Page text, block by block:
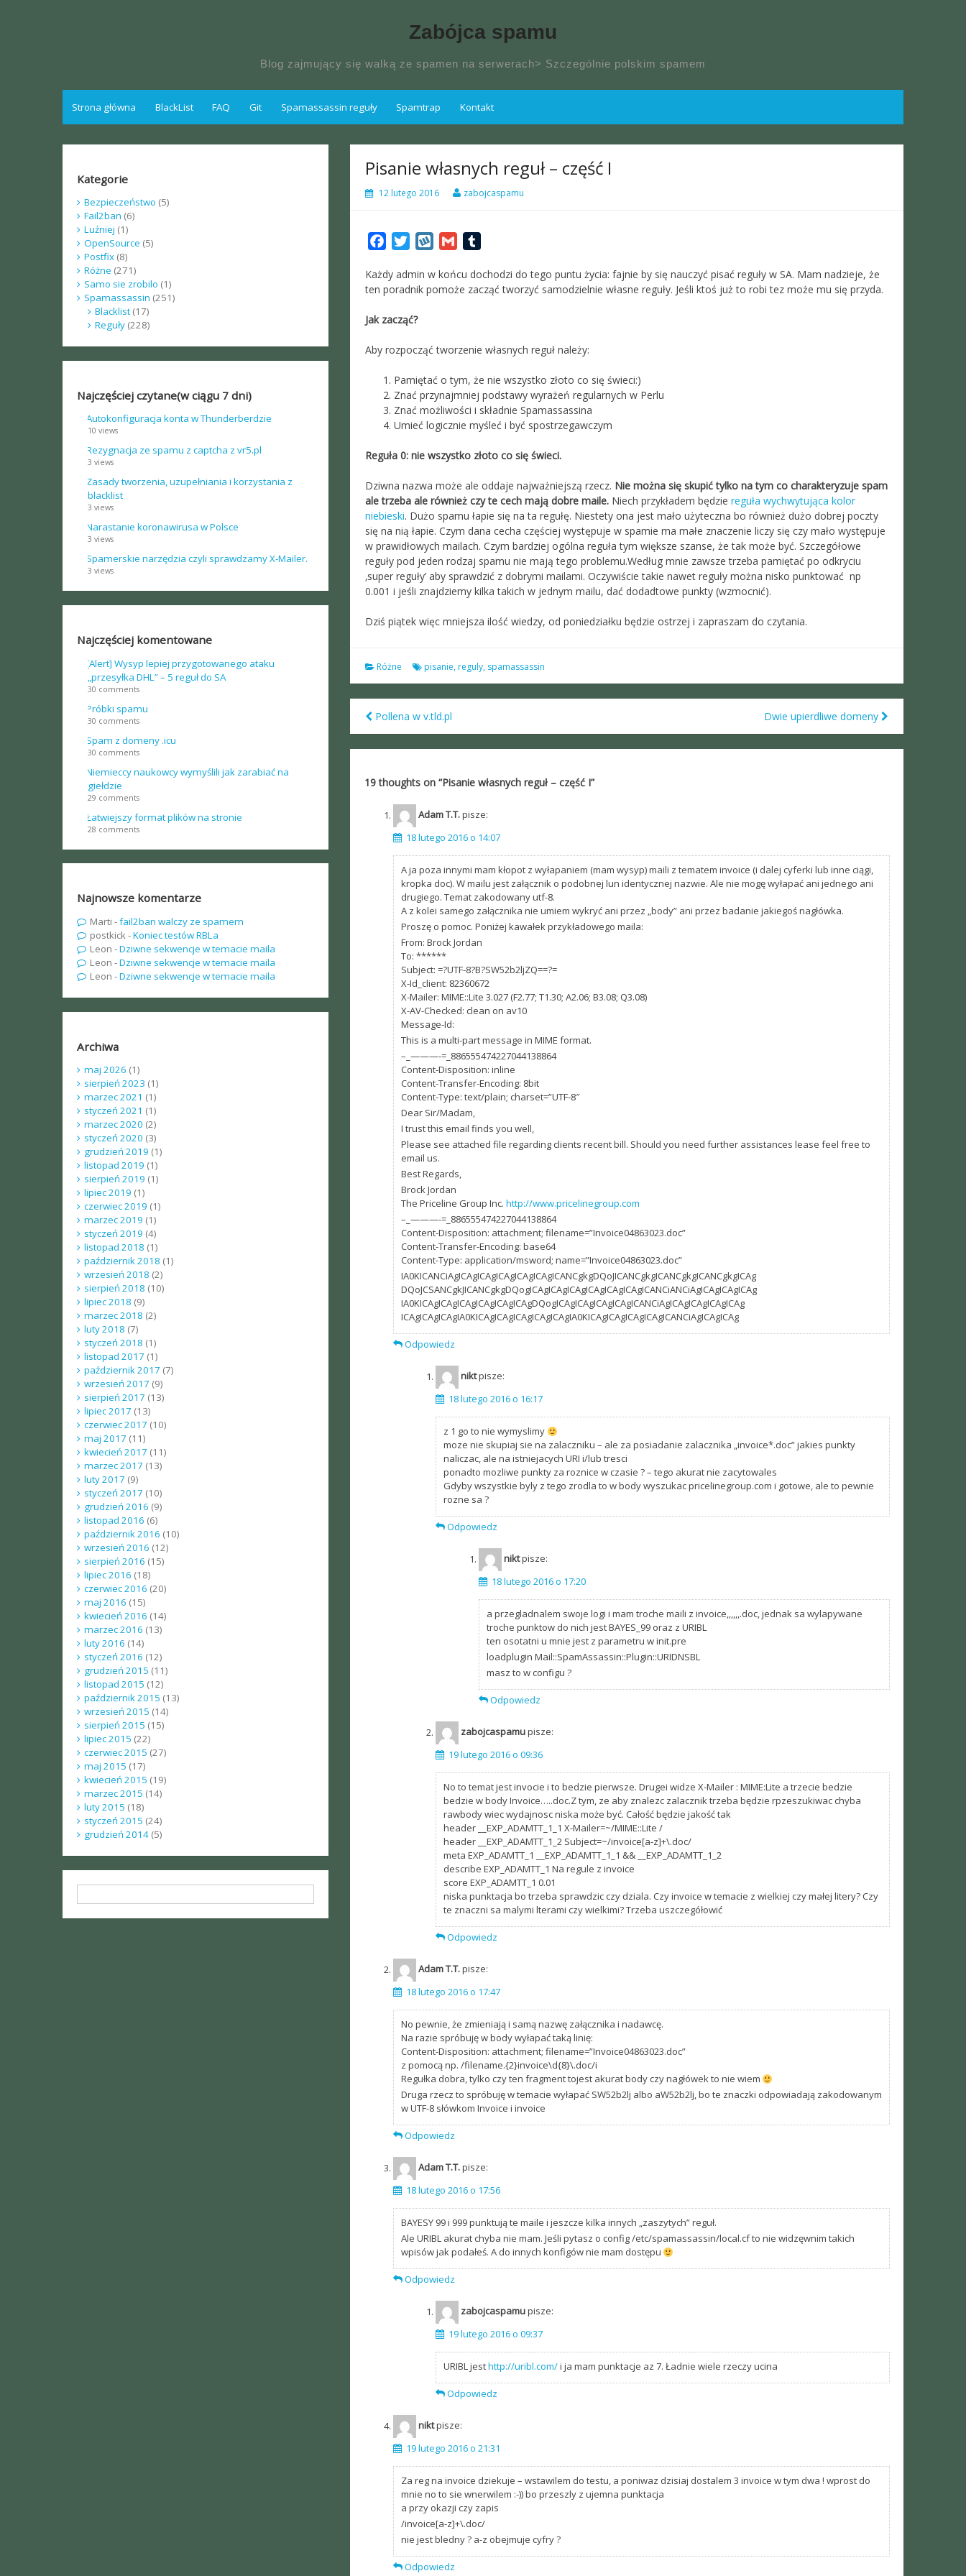
Zabójca spamu
Blog zajmujący się walką ze spamen na serwerach> Szczególnie polskim spamem
Strona główna BlackList FAQ Git Spamassassin reguły Spamtrap Kontakt
Pisanie własnych reguł – część I
12 lutego 2016 zabojcaspamu
FacebookTwitterWykopGmail
Każdy admin w końcu dochodzi do tego puntu życia: fajnie by się nauczyć pisać reguły w SA. Mam nadzieje, że
ten poradnik pomoże zacząć tworzyć samodzielnie własne reguły. Jeśli ktoś już to robi tez może mu się przyda.
Jak zacząć?
Aby rozpocząć tworzenie własnych reguł należy:
Pamiętać o tym, że nie wszystko złoto co się świeci:)
Znać przynajmniej podstawy wyrażeń regularnych w Perlu
Znać możliwości i składnie Spamassassina
Umieć logicznie myśleć i być spostrzegawczym
Reguła 0: nie wszystko złoto co się świeci.
Dziwna nazwa może ale oddaje najważniejszą rzecz. Nie można się skupić tylko na tym co charakteryzuje spam
ale trzeba ale również czy te cech mają dobre maile. Niech przykładem będzie reguła wychwytująca kolor
niebieski. Dużo spamu łapie się na ta regułę. Niestety ona jest mało użyteczna bo również dużo dobrej poczty
się na nią łapie. Czym dana cecha częściej występuje w spamie ma małe znaczenie liczy się czy mało występuje
w prawidłowych mailach. Czym bardziej ogólna reguła tym większe szanse, że tak może być. Szczegółowe
reguły pod jeden rodzaj spamu nie mają tego problemu.Według mnie zawsze trzeba pamiętać po odkryciu
‚super reguły’ aby sprawdzić z dobrymi mailami. Oczywiście takie nawet reguły można nisko punktować np
0.001 i jeśli znajdziemy kilka takich w jednym mailu, dać dodadtowe punkty (wzmocnić).
Dziś piątek więc mniejsza ilość wiedzy, od poniedziałku będzie ostrzej i zapraszam do czytania.
Różne pisanie, reguly, spamassassin
Post
Pollena w v.tld.pl Dwie upierdliwe domeny
19 thoughts on “Pisanie własnych reguł – część I”
Adam T.T.pisze:
18 lutego 2016 o 14:07
A ja poza innymi mam kłopot z wyłapaniem (mam wysyp) maili z tematem invoice (i dalej cyferki lub inne ciągi,
kropka doc). W mailu jest załącznik o podobnej lun identycznej nazwie. Ale nie mogę wyłapać ani jednego ani
drugiego. Temat zakodowany utf-8.
A z kolei samego załącznika nie umiem wykryć ani przez „body” ani przez badanie jakiegoś nagłówka.
Proszę o pomoc. Poniżej kawałek przykładowego maila:
From: Brock Jordan
To: ******
Subject: =?UTF-8?B?SW52b2ljZQ==?=
X-Id_client: 82360672
X-Mailer: MIME::Lite 3.027 (F2.77; T1.30; A2.06; B3.08; Q3.08)
X-AV-Checked: clean on av10
Message-Id:
This is a multi-part message in MIME format.
–_———-=_886555474227044138864
Content-Disposition: inline
Content-Transfer-Encoding: 8bit
Content-Type: text/plain; charset=”UTF-8″
Dear Sir/Madam,
I trust this email finds you well,
Please see attached file regarding clients recent bill. Should you need further assistances lease feel free to
email us.
Best Regards,
Brock Jordan
The Priceline Group Inc. http://www.pricelinegroup.com
–_———-=_886555474227044138864
Content-Disposition: attachment; filename=”Invoice04863023.doc”
Content-Transfer-Encoding: base64
Content-Type: application/msword; name=”Invoice04863023.doc”
IA0KICANCiAgICAgICAgICAgICAgICAgICANCgkgDQoJICANCgkgICANCgkgICANCgkgICAg
DQoJCSANCgkJICANCgkgDQogICAgICAgICAgICAgICAgICAgICANCiANCiAgICAgICAgICAg
IA0KICAgICAgICAgICAgICAgICAgDQogICAgICAgICAgICAgICANCiAgICAgICAgICAgICAg
ICAgICAgICAgIA0KICAgICAgICAgICAgICAgIA0KICAgICAgICAgICAgICANCiAgICAgICAg
Odpowiedz
niktpisze:
18 lutego 2016 o 16:17
z 1 go to nie wymyslimy
moze nie skupiaj sie na zalaczniku – ale za posiadanie zalacznika „invoice*.doc” jakies punkty
naliczac, ale na istniejacych URI i/lub tresci
ponadto mozliwe punkty za roznice w czasie ? – tego akurat nie zacytowales
Gdyby wszystkie byly z tego zrodla to w body wyszukac pricelinegroup.com i gotowe, ale to pewnie
rozne sa ?
Odpowiedz
niktpisze:
18 lutego 2016 o 17:20
a przegladnalem swoje logi i mam troche maili z invoice,,,,,,.doc, jednak sa wylapywane
troche punktow do nich jest BAYES_99 oraz z URIBL
ten osotatni u mnie jest z parametru w init.pre
loadplugin Mail::SpamAssassin::Plugin::URIDNSBL
masz to w configu ?
Odpowiedz
zabojcaspamupisze:
19 lutego 2016 o 09:36
No to temat jest invocie i to bedzie pierwsze. Drugei widze X-Mailer : MIME:Lite a trzecie bedzie
bedzie w body Invoice…..doc.Z tym, ze aby znalezc zalacznik trzeba będzie rpzeszukiwac chyba
rawbody wiec wydajnosc niska może być. Całość będzie jakość tak
header __EXP_ADAMTT_1_1 X-Mailer=~/MIME::Lite /
header __EXP_ADAMTT_1_2 Subject=~/invoice[a-z]+\.doc/
meta EXP_ADAMTT_1 __EXP_ADAMTT_1_1 && __EXP_ADAMTT_1_2
describe EXP_ADAMTT_1 Na regule z invoice
score EXP_ADAMTT_1 0.01
niska punktacja bo trzeba sprawdzic czy dziala. Czy invoice w temacie z wielkiej czy małej litery? Czy
te znaczni sa malymi lterami czy wielkimi? Trzeba uszczegółowić
Odpowiedz
Adam T.T.pisze:
18 lutego 2016 o 17:47
No pewnie, że zmieniają i samą nazwę załącznika i nadawcę.
Na razie spróbuję w body wyłapać taką linię:
Content-Disposition: attachment; filename=”Invoice04863023.doc”
z pomocą np. /filename.{2}invoice\d{8}\.doc/i
Regułka dobra, tylko czy ten fragment tojest akurat body czy nagłówek to nie wiem
Druga rzecz to spróbuję w temacie wyłapać SW52b2lj albo aW52b2lj, bo te znaczki odpowiadają zakodowanym
w UTF-8 słówkom Invoice i invoice
Odpowiedz
Adam T.T.pisze:
18 lutego 2016 o 17:56
BAYESY 99 i 999 punktują te maile i jeszcze kilka innych „zaszytych” reguł.
Ale URIBL akurat chyba nie mam. Jeśli pytasz o config /etc/spamassassin/local.cf to nie widzęwnim takich
wpisów jak podałeś. A do innych konfigów nie mam dostępu
Odpowiedz
zabojcaspamupisze:
19 lutego 2016 o 09:37
URIBL jesthttp://uribl.com/i ja mam punktacje az 7. Ładnie wiele rzeczy ucina
Odpowiedz
niktpisze:
19 lutego 2016 o 21:31
Za reg na invoice dziekuje – wstawilem do testu, a poniwaz dzisiaj dostalem 3 invoice w tym dwa ! wprost do
mnie no to sie wnerwilem :-)) bo przeszly z ujemna punktacja
a przy okazji czy zapis
/invoice[a-z]+\.doc/
nie jest bledny ? a-z obejmuje cyfry ?
Odpowiedz
Kategorie
Bezpieczeństwo (5)
Fail2ban (6)
Luźniej (1)
OpenSource (5)
Postfix(8)
Różne (271)
Samo sie zrobilo (1)
Spamassassin (251)
Blacklist(17)
Reguły(228)
Najczęściej czytane(w ciągu 7 dni)
Autokonfiguracja konta w Thunderberdzie
10 views
Rezygnacja ze spamu z captcha z vr5.pl
3 views
Zasady tworzenia, uzupełniania i korzystania z
blacklist
3 views
Narastanie koronawirusa w Polsce
3 views
Spamerskie narzędzia czyli sprawdzamy X-Mailer.
3 views
Najczęściej komentowane
[Alert] Wysyp lepiej przygotowanego ataku
„przesyłka DHL” – 5 reguł do SA
30 comments
Próbki spamu
30 comments
Spam z domeny .icu
30 comments
Niemieccy naukowcy wymyślili jak zarabiać na
giełdzie
29 comments
Łatwiejszy format plików na stronie
28 comments
Najnowsze komentarze
Marti -fail2ban walczy ze spamem
postkick-Koniec testów RBLa
Leon -Dziwne sekwencje w temacie maila
Leon -Dziwne sekwencje w temacie maila
Leon -Dziwne sekwencje w temacie maila
Archiwa
maj 2026 (1)
sierpień 2023 (1)
marzec 2021 (1)
styczeń 2021 (1)
marzec 2020 (2)
styczeń 2020 (3)
grudzień 2019 (1)
listopad 2019 (1)
sierpień 2019 (1)
lipiec 2019 (1)
czerwiec 2019 (1)
marzec 2019 (1)
styczeń 2019 (4)
listopad 2018 (1)
październik 2018 (1)
wrzesień 2018 (2)
sierpień 2018 (10)
lipiec 2018 (9)
marzec 2018 (2)
luty 2018 (7)
styczeń 2018 (1)
listopad 2017 (1)
październik 2017 (7)
wrzesień 2017 (9)
sierpień 2017 (13)
lipiec 2017 (13)
czerwiec 2017 (10)
maj 2017 (11)
kwiecień 2017 (11)
marzec 2017 (13)
luty 2017 (9)
styczeń 2017 (10)
grudzień 2016 (9)
listopad 2016 (6)
październik 2016 (10)
wrzesień 2016 (12)
sierpień 2016 (15)
lipiec 2016 (18)
czerwiec 2016 (20)
maj 2016 (15)
kwiecień 2016 (14)
marzec 2016 (13)
luty 2016 (14)
styczeń 2016 (12)
grudzień 2015 (11)
listopad 2015 (12)
październik 2015 (13)
wrzesień 2015 (14)
sierpień 2015 (15)
lipiec 2015 (22)
czerwiec 2015 (27)
maj 2015 (17)
kwiecień 2015 (19)
marzec 2015 (14)
luty 2015 (18)
styczeń 2015 (24)
grudzień 2014(5)